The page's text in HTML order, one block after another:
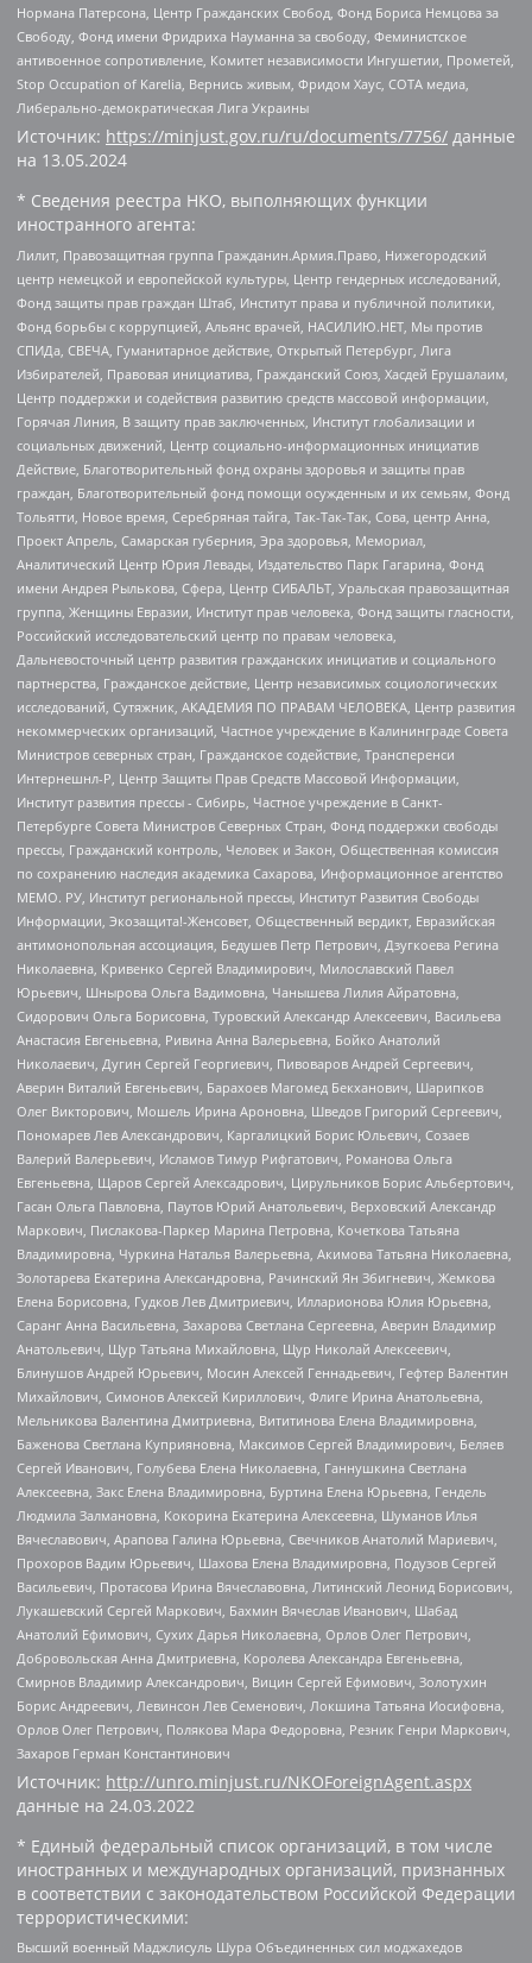
Нормана Патерсона, Центр Гражданских Свобод, Фонд Бориса Немцова за
Свободу, Фонд имени Фридриха Науманна за свободу, Феминистское
антивоенное сопротивление, Комитет независимости Ингушетии, Прометей,
Stop Occupation of Karelia, Вернись живым, Фридом Хаус, СОТА медиа,
Либерально-демократическая Лига Украины
Источник: https://minjust.gov.ru/ru/documents/7756/ данные
на 13.05.2024
* Сведения реестра НКО, выполняющих функции
иностранного агента:
Лилит, Правозащитная группа Гражданин.Армия.Право, Нижегородский
центр немецкой и европейской культуры, Центр гендерных исследований,
Фонд защиты прав граждан Штаб, Институт права и публичной политики,
Фонд борьбы с коррупцией, Альянс врачей, НАСИЛИЮ.НЕТ, Мы против
СПИДа, СВЕЧА, Гуманитарное действие, Открытый Петербург, Лига
Избирателей, Правовая инициатива, Гражданский Союз, Хасдей Ерушалаим,
Центр поддержки и содействия развитию средств массовой информации,
Горячая Линия, В защиту прав заключенных, Институт глобализации и
социальных движений, Центр социально-информационных инициатив
Действие, Благотворительный фонд охраны здоровья и защиты прав
граждан, Благотворительный фонд помощи осужденным и их семьям, Фонд
Тольятти, Новое время, Серебряная тайга, Так-Так-Так, Сова, центр Анна,
Проект Апрель, Самарская губерния, Эра здоровья, Мемориал,
Аналитический Центр Юрия Левады, Издательство Парк Гагарина, Фонд
имени Андрея Рылькова, Сфера, Центр СИБАЛЬТ, Уральская правозащитная
группа, Женщины Евразии, Институт прав человека, Фонд защиты гласности,
Российский исследовательский центр по правам человека,
Дальневосточный центр развития гражданских инициатив и социального
партнерства, Гражданское действие, Центр независимых социологических
исследований, Сутяжник, АКАДЕМИЯ ПО ПРАВАМ ЧЕЛОВЕКА, Центр развития
некоммерческих организаций, Частное учреждение в Калининграде Совета
Министров северных стран, Гражданское содействие, Трансперенси
Интернешнл-Р, Центр Защиты Прав Средств Массовой Информации,
Институт развития прессы - Сибирь, Частное учреждение в Санкт-
Петербурге Совета Министров Северных Стран, Фонд поддержки свободы
прессы, Гражданский контроль, Человек и Закон, Общественная комиссия
по сохранению наследия академика Сахарова, Информационное агентство
МЕМО. РУ, Институт региональной прессы, Институт Развития Свободы
Информации, Экозащита!-Женсовет, Общественный вердикт, Евразийская
антимонопольная ассоциация, Бедушев Петр Петрович, Дзугкоева Регина
Николаевна, Кривенко Сергей Владимирович, Милославский Павел
Юрьевич, Шнырова Ольга Вадимовна, Чанышева Лилия Айратовна,
Сидорович Ольга Борисовна, Туровский Александр Алексеевич, Васильева
Анастасия Евгеньевна, Ривина Анна Валерьевна, Бойко Анатолий
Николаевич, Дугин Сергей Георгиевич, Пивоваров Андрей Сергеевич,
Аверин Виталий Евгеньевич, Барахоев Магомед Бекханович, Шарипков
Олег Викторович, Мошель Ирина Ароновна, Шведов Григорий Сергеевич,
Пономарев Лев Александрович, Каргалицкий Борис Юльевич, Созаев
Валерий Валерьевич, Исламов Тимур Рифгатович, Романова Ольга
Евгеньевна, Щаров Сергей Алексадрович, Цирульников Борис Альбертович,
Гасан Ольга Павловна, Паутов Юрий Анатольевич, Верховский Александр
Маркович, Пислакова-Паркер Марина Петровна, Кочеткова Татьяна
Владимировна, Чуркина Наталья Валерьевна, Акимова Татьяна Николаевна,
Золотарева Екатерина Александровна, Рачинский Ян Збигневич, Жемкова
Елена Борисовна, Гудков Лев Дмитриевич, Илларионова Юлия Юрьевна,
Саранг Анна Васильевна, Захарова Светлана Сергеевна, Аверин Владимир
Анатольевич, Щур Татьяна Михайловна, Щур Николай Алексеевич,
Блинушов Андрей Юрьевич, Мосин Алексей Геннадьевич, Гефтер Валентин
Михайлович, Симонов Алексей Кириллович, Флиге Ирина Анатольевна,
Мельникова Валентина Дмитриевна, Вититинова Елена Владимировна,
Баженова Светлана Куприяновна, Максимов Сергей Владимирович, Беляев
Сергей Иванович, Голубева Елена Николаевна, Ганнушкина Светлана
Алексеевна, Закс Елена Владимировна, Буртина Елена Юрьевна, Гендель
Людмила Залмановна, Кокорина Екатерина Алексеевна, Шуманов Илья
Вячеславович, Арапова Галина Юрьевна, Свечников Анатолий Мариевич,
Прохоров Вадим Юрьевич, Шахова Елена Владимировна, Подузов Сергей
Васильевич, Протасова Ирина Вячеславовна, Литинский Леонид Борисович,
Лукашевский Сергей Маркович, Бахмин Вячеслав Иванович, Шабад
Анатолий Ефимович, Сухих Дарья Николаевна, Орлов Олег Петрович,
Добровольская Анна Дмитриевна, Королева Александра Евгеньевна,
Смирнов Владимир Александрович, Вицин Сергей Ефимович, Золотухин
Борис Андреевич, Левинсон Лев Семенович, Локшина Татьяна Иосифовна,
Орлов Олег Петрович, Полякова Мара Федоровна, Резник Генри Маркович,
Захаров Герман Константинович
Источник: http://unro.minjust.ru/NKOForeignAgent.aspx
данные на 24.03.2022
* Единый федеральный список организаций, в том числе
иностранных и международных организаций, признанных
в соответствии с законодательством Российской Федерации
террористическими:
Высший военный Маджлисуль Шура Объединенных сил моджахедов